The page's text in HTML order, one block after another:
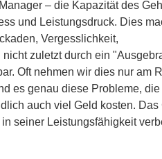
– die Kapazität des
und Leistungsdruck. Dies
Vergesslichkeit,
zuletzt durch ein
Oft nehmen wir dies nur am
es genau diese Probleme,
auch viel Geld kosten. Das
seiner Leistungsfähigkeit